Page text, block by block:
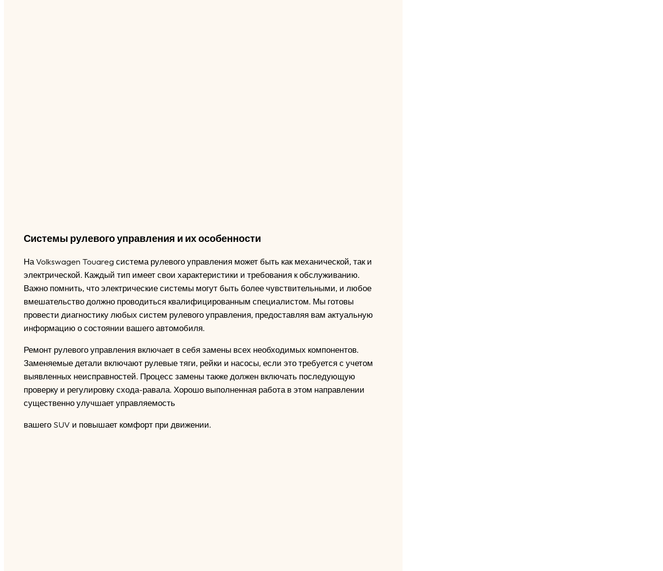
Системы рулевого управления и их особенности
На Volkswagen Touareg система рулевого управления может быть как механической, так и
электрической. Каждый тип имеет свои характеристики и требования к обслуживанию.
Важно помнить, что электрические системы могут быть более чувствительными, и любое
вмешательство должно проводиться квалифицированным специалистом. Мы готовы
провести диагностику любых систем рулевого управления, предоставляя вам актуальную
информацию о состоянии вашего автомобиля.
Ремонт рулевого управления включает в себя замены всех необходимых компонентов.
Заменяемые детали включают рулевые тяги, рейки и насосы, если это требуется с учетом
выявленных неисправностей. Процесс замены также должен включать последующую
проверку и регулировку схода-равала. Хорошо выполненная работа в этом направлении
существенно улучшает управляемость
вашего SUV и повышает комфорт при движении.